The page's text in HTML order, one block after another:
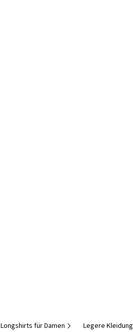
Longshirts für Damen Legere Kleidung